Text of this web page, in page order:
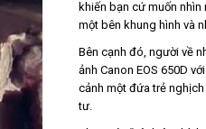
khiến bạn cứ muốn
một bên khung hình và
Bên cạnh đó, người về
ảnh Canon EOS 650D
cảnh một đứa trẻ
tư.